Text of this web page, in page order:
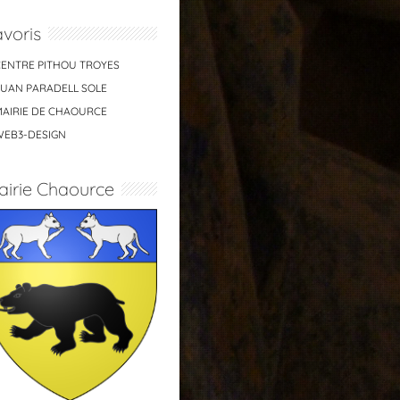
PITHOU TROYES
PARADELL SOLE
DE CHAOURCE
DESIGN
Chaource